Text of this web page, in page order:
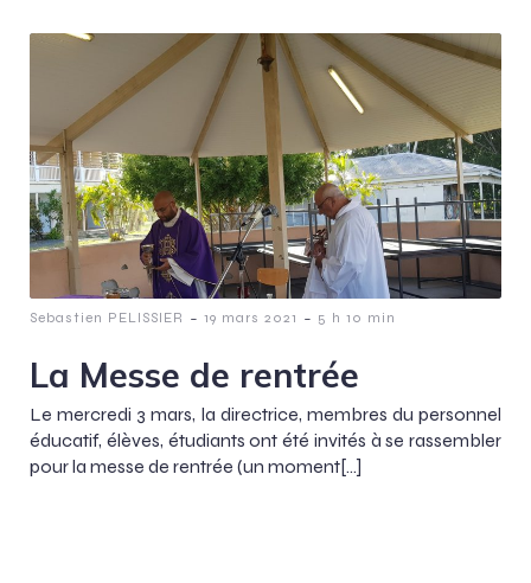
Sebastien PELISSIER - 19 mars 2021 - 5 h 10 min
La Messe de rentrée
Le mercredi 3 mars, la directrice, membres du personnel
éducatif, élèves, étudiants ont été invités à se rassembler
pour la messe de rentrée (un moment[…]